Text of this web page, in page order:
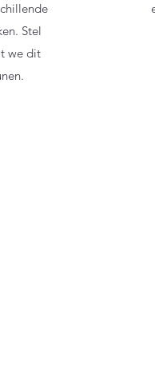
Stel
we dit